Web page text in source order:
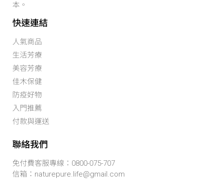
本。
快速連結
人氣商品
生活芳療
美容芳療
佳木保健
防疫好物
入門推薦
付款與運送
聯絡我們
免付費客服專線：0800-075-707
信箱：naturepure.life@gmail.com